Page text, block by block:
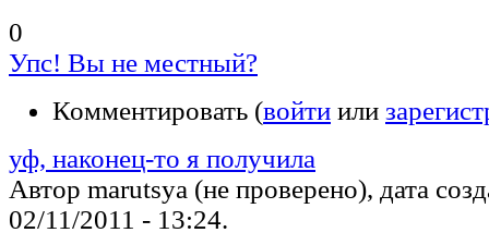
0
Упс! Вы не местный?
Комментировать (войти или
уф, наконец-то я получила
Автор marutsya (не проверено), дата
02/11/2011 - 13:24.